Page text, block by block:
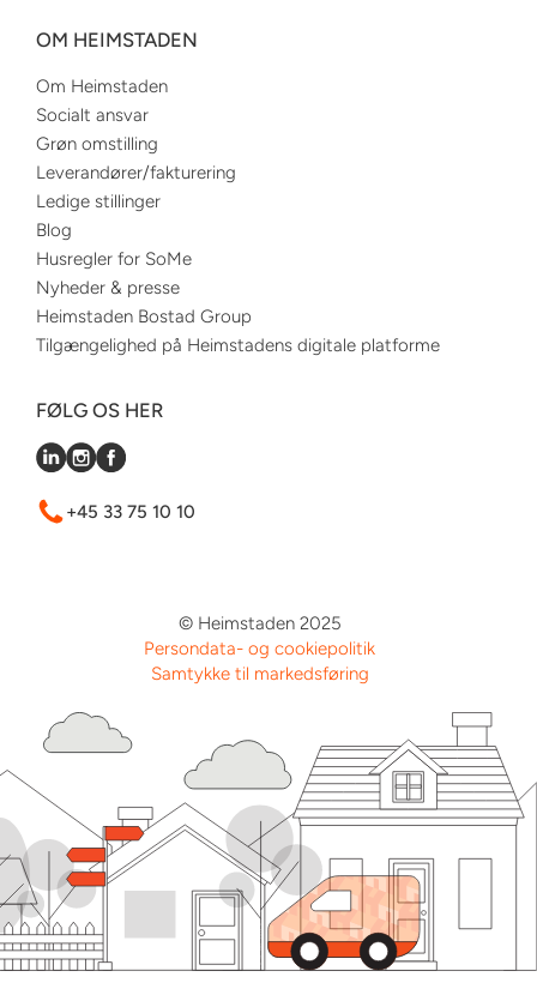
OM HEIMSTADEN
Om Heimstaden
Socialt ansvar
Grøn omstilling
Leverandører/fakturering
Ledige stillinger
Blog
Husregler for SoMe
Nyheder & presse
Heimstaden Bostad Group
Tilgængelighed på Heimstadens digitale platforme
FØLG OS HER
+45 33 75 10 10
© Heimstaden 2025
Persondata- og cookiepolitik
Samtykke til markedsføring